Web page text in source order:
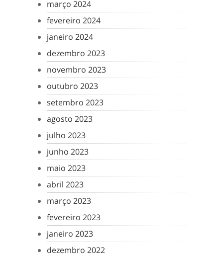
março 2024
fevereiro 2024
janeiro 2024
dezembro 2023
novembro 2023
outubro 2023
setembro 2023
agosto 2023
julho 2023
junho 2023
maio 2023
abril 2023
março 2023
fevereiro 2023
janeiro 2023
dezembro 2022